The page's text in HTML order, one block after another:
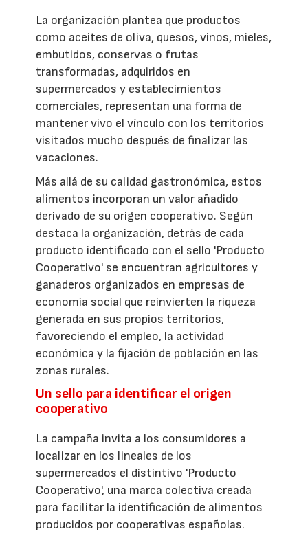
La organización plantea que productos
como aceites de oliva, quesos, vinos, mieles,
embutidos, conservas o frutas
transformadas, adquiridos en
supermercados y establecimientos
comerciales, representan una forma de
mantener vivo el vínculo con los territorios
visitados mucho después de finalizar las
vacaciones.
Más allá de su calidad gastronómica, estos
alimentos incorporan un valor añadido
derivado de su origen cooperativo. Según
destaca la organización, detrás de cada
producto identificado con el sello 'Producto
Cooperativo' se encuentran agricultores y
ganaderos organizados en empresas de
economía social que reinvierten la riqueza
generada en sus propios territorios,
favoreciendo el empleo, la actividad
económica y la fijación de población en las
zonas rurales.
Un sello para identificar el origen
cooperativo
La campaña invita a los consumidores a
localizar en los lineales de los
supermercados el distintivo 'Producto
Cooperativo', una marca colectiva creada
para facilitar la identificación de alimentos
producidos por cooperativas españolas.